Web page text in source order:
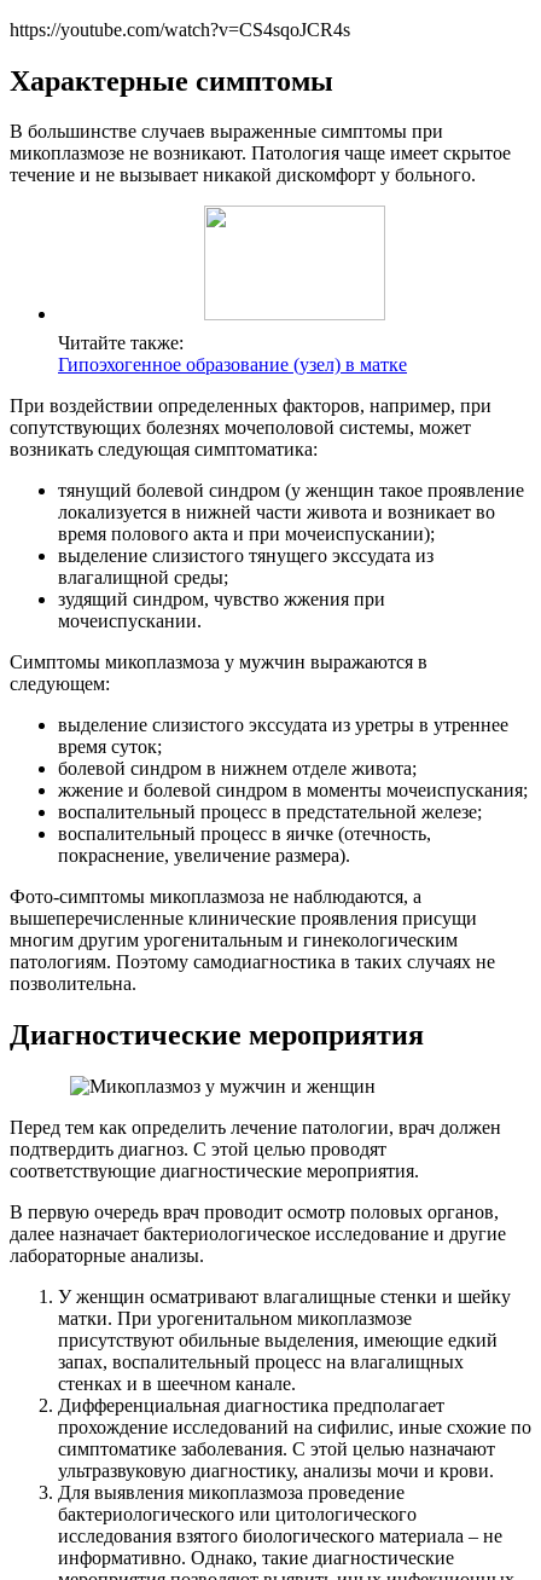
https://youtube.com/watch?v=CS4sqoJCR4s
Характерные симптомы
В большинстве случаев выраженные симптомы при
микоплазмозе не возникают. Патология чаще имеет скрытое
течение и не вызывает никакой дискомфорт у больного.
Читайте также:
Гипоэхогенное образование (узел) в матке
При воздействии определенных факторов, например, при
сопутствующих болезнях мочеполовой системы, может
возникать следующая симптоматика:
тянущий болевой синдром (у женщин такое проявление
локализуется в нижней части живота и возникает во
время полового акта и при мочеиспускании);
выделение слизистого тянущего экссудата из
влагалищной среды;
зудящий синдром, чувство жжения при
мочеиспускании.
Симптомы микоплазмоза у мужчин выражаются в
следующем:
выделение слизистого экссудата из уретры в утреннее
время суток;
болевой синдром в нижнем отделе живота;
жжение и болевой синдром в моменты мочеиспускания;
воспалительный процесс в предстательной железе;
воспалительный процесс в яичке (отечность,
покраснение, увеличение размера).
Фото-симптомы микоплазмоза не наблюдаются, а
вышеперечисленные клинические проявления присущи
многим другим урогенитальным и гинекологическим
патологиям. Поэтому самодиагностика в таких случаях не
позволительна.
Диагностические мероприятия
Перед тем как определить лечение патологии, врач должен
подтвердить диагноз. С этой целью проводят
соответствующие диагностические мероприятия.
В первую очередь врач проводит осмотр половых органов,
далее назначает бактериологическое исследование и другие
лабораторные анализы.
У женщин осматривают влагалищные стенки и шейку
матки. При урогенитальном микоплазмозе
присутствуют обильные выделения, имеющие едкий
запах, воспалительный процесс на влагалищных
стенках и в шеечном канале.
Дифференциальная диагностика предполагает
прохождение исследований на сифилис, иные схожие по
симптоматике заболевания. С этой целью назначают
ультразвуковую диагностику, анализы мочи и крови.
Для выявления микоплазмоза проведение
бактериологического или цитологического
исследования взятого биологического материала – не
информативно. Однако, такие диагностические